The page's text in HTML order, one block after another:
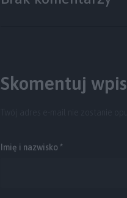
Skomentuj wpis
Imię i nazwisko *